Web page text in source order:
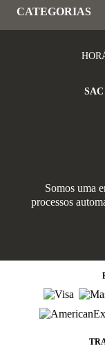
CATEGORIAS
Somos uma
processos